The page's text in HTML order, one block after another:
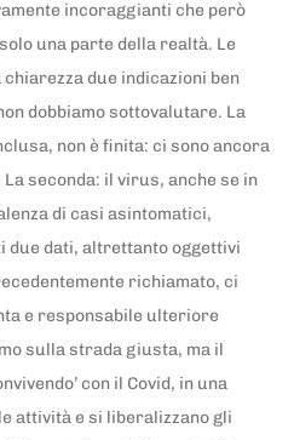
incoraggianti che però
una parte della realtà. Le
due indicazioni ben
dobbiamo sottovalutare. La
non è finita: ci sono ancora
seconda: il virus, anche se in
di casi asintomatici,
due dati, altrettanto oggettivi
richiamato, ci
e responsabile ulteriore
sulla strada giusta, ma il
con il Covid, in una
attività e si liberalizzano gli